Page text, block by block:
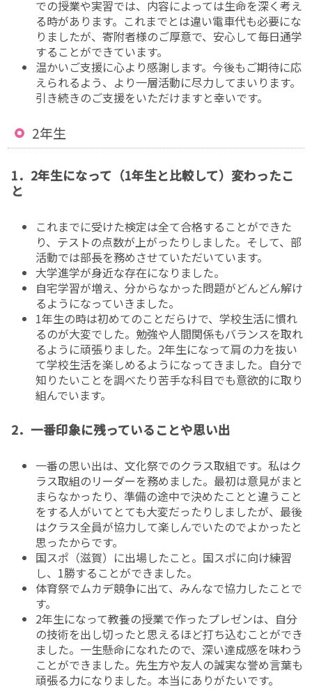
での授業や実習では、内容によっては生命を深く考え
る時があります。これまでとは違い電車代も必要にな
りましたが、寄附者様のご厚意で、安心して毎日通学
することができています。
温かいご支援に心より感謝します。今後もご期待に応
えられるよう、より一層活動に尽力してまいります。
引き続きのご支援をいただけますと幸いです。
2年生
1．2年生になって（1年生と比較して）変わったこ
と
これまでに受けた検定は全て合格することができた
り、テストの点数が上がったりしました。そして、部
活動では部長を務めさせていただいています。
大学進学が身近な存在になりました。
自宅学習が増え、分からなかった問題がどんどん解け
るようになっていきました。
1年生の時は初めてのことだらけで、学校生活に慣れ
るのが大変でした。勉強や人間関係もバランスを取れ
るように頑張りました。2年生になって肩の力を抜い
て学校生活を楽しめるようになってきました。自分で
知りたいことを調べたり苦手な科目でも意欲的に取り
組んでいます。
​2．一番印象に残っていることや思い出
一番の思い出は、文化祭でのクラス取組です。私はク
ラス取組のリーダーを務めました。最初は意見がまと
まらなかったり、準備の途中で決めたことと違うこと
をする人がいてとても大変だったりしましたが、最後
はクラス全員が協力して楽しんでいたのでよかったと
思ったからです。
国スポ（滋賀）に出場したこと。国スポに向け練習
し、1勝することができました。
体育祭でムカデ競争に出て、みんなで協力したことで
す。
2年生になって教養の授業で作ったプレゼンは、自分
の技術を出し切ったと思えるほど打ち込むことができ
ました。一生懸命になれたので、深い達成感を味わう
ことができました。先生方や友人の誠実な誉め言葉も
頑張る力になりました。本当にありがたいです。